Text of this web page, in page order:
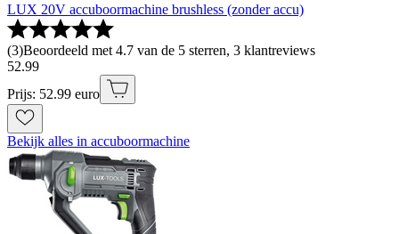
LUX 20V accuboormachine brushless (zonder accu)
(3)Beoordeeld met 4.7 van de 5 sterren, 3 klantreviews
52.99
Prijs: 52.99 euro
Bekijk alles in accuboormachine